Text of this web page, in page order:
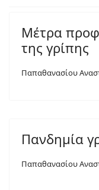
Μέτρα
της γρίπης
Παπαθανασίου
Πανδημία
Παπαθανασίου